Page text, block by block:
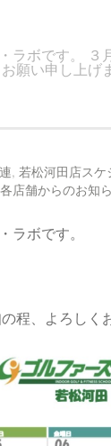
ボです。
願い申し上
, 若松河田店スケ
各店舗からのお知
ボです。
程、よろしく